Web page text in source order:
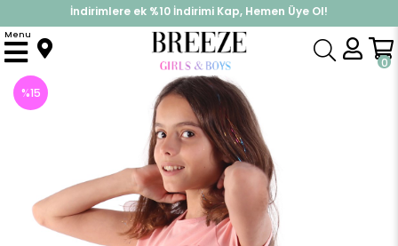
%30 Sepette Yaz İndirimi, Hemen Al!
İndirimlere ek %10 İndirimi Kap, Hemen Üye Ol!
0
Menu
Anasayfa Üst Giyim Tişört
%15